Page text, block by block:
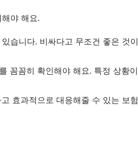
야 해요.
습니다. 비싸다고 무조건 좋은 것
꼼꼼히 확인해야 해요. 특정 상황
효과적으로 대응해줄 수 있는 보